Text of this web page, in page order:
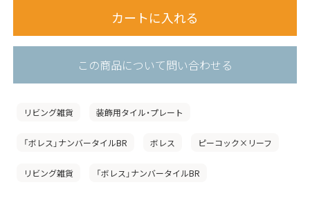
この商品について問い合わせる
リビング雑貨 装飾用タイル・プレート
「ボレス」ナンバータイルBR ボレス ピーコック×リーフ
リビング雑貨 「ボレス」ナンバータイルBR